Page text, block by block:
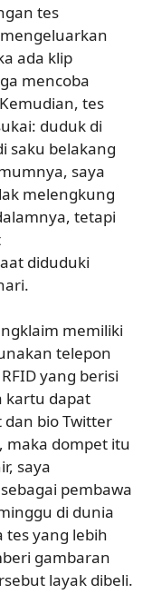
tes
ada klip
mencoba
tes
duduk di
saku belakang
saya
melengkung
tetapi
diduduki
memiliki
telepon
yang berisi
kartu dapat
bio Twitter
maka dompet itu
saya
pembawa
di dunia
tes yang lebih
gambaran
layak dibeli.